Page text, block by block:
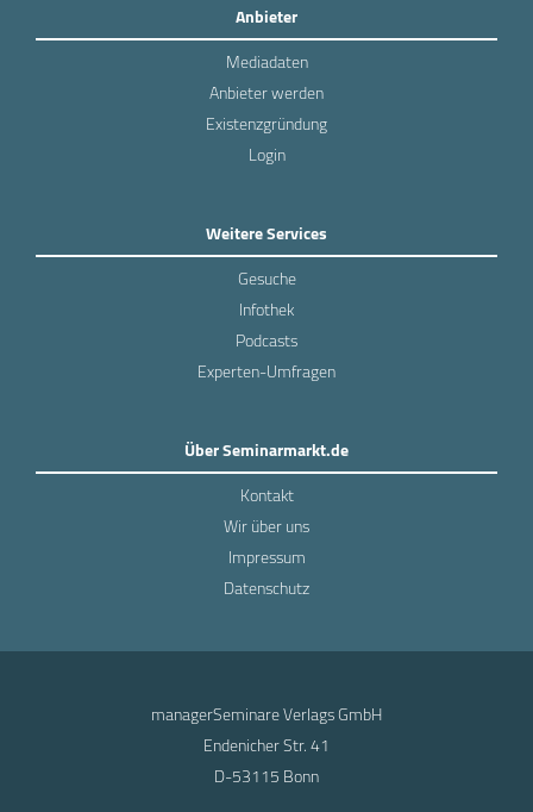
Anbieter
Mediadaten
Anbieter werden
Existenzgründung
Login
Weitere Services
Gesuche
Infothek
Podcasts
Experten-Umfragen
Über Seminarmarkt.de
Kontakt
Wir über uns
Impressum
Datenschutz
managerSeminare Verlags GmbH
Endenicher Str. 41
D-53115 Bonn